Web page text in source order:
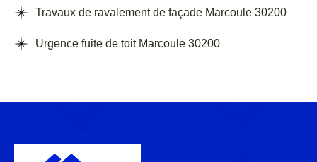
Travaux de ravalement de façade Marcoule 30200
Urgence fuite de toit Marcoule 30200